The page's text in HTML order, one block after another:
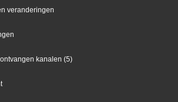
veranderingen
kanalen (5)